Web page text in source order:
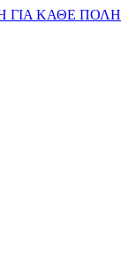
ΓΙΑ ΚΑΘΕ ΠΟΛΗ